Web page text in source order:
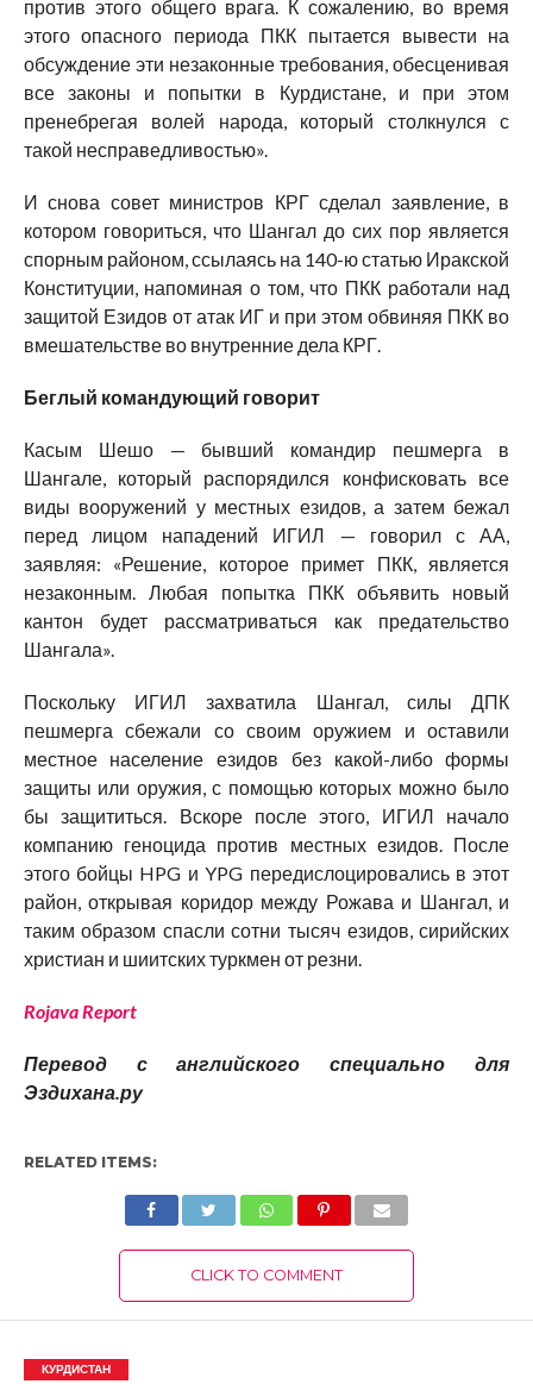
против этого общего врага. К сожалению, во время
этого опасного периода ПКК пытается вывести на
обсуждение эти незаконные требования, обесценивая
все законы и попытки в Курдистане, и при этом
пренебрегая волей народа, который столкнулся с
такой несправедливостью».
И снова совет министров КРГ сделал заявление, в
котором говориться, что Шангал до сих пор является
спорным районом, ссылаясь на 140-ю статью Иракской
Конституции, напоминая о том, что ПКК работали над
защитой Езидов от атак ИГ и при этом обвиняя ПКК во
вмешательстве во внутренние дела КРГ.
Беглый командующий говорит
Касым Шешо — бывший командир пешмерга в
Шангале, который распорядился конфисковать все
виды вооружений у местных езидов, а затем бежал
перед лицом нападений ИГИЛ — говорил с АА,
заявляя: «Решение, которое примет ПКК, является
незаконным. Любая попытка ПКК объявить новый
кантон будет рассматриваться как предательство
Шангала».
Поскольку ИГИЛ захватила Шангал, силы ДПК
пешмерга сбежали со своим оружием и оставили
местное население езидов без какой-либо формы
защиты или оружия, с помощью которых можно было
бы защититься. Вскоре после этого, ИГИЛ начало
компанию геноцида против местных езидов. После
этого бойцы HPG и YPG передислоцировались в этот
район, открывая коридор между Рожава и Шангал, и
таким образом спасли сотни тысяч езидов, сирийских
христиан и шиитских туркмен от резни.
Rojava Report
Перевод с английского специально для
Эздихана.ру
RELATED ITEMS:
CLICK TO COMMENT
КУРДИСТАН